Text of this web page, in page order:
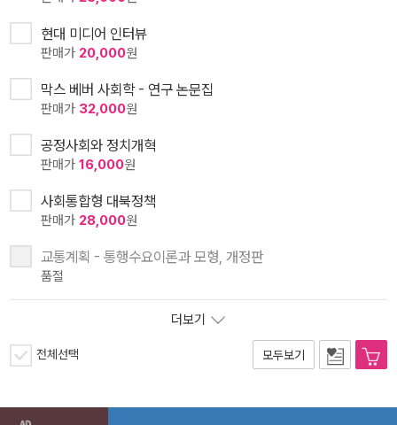
현대 미디어 인터뷰
판매가 20,000원
막스 베버 사회학 - 연구 논문집
판매가 32,000원
공정사회와 정치개혁
판매가 16,000원
사회통합형 대북정책
판매가 28,000원
교통계획 - 통행수요이론과 모형, 개정판
품절
더보기
전체선택 모두보기